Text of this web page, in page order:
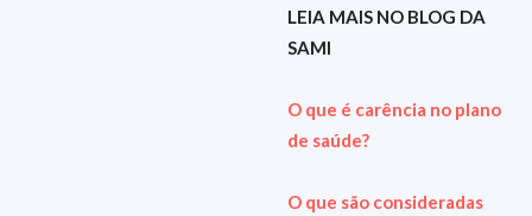
LEIA MAIS NO BLOG DA
SAMI
O que é carência no plano
de saúde?
O que são consideradas